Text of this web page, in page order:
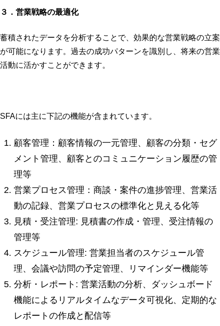
３．営業戦略の最適化
蓄積されたデータを分析することで、効果的な営業戦略の立案
が可能になります。過去の成功パターンを識別し、将来の営業
活動に活かすことができます。
SFAには主に下記の機能が含まれています。
顧客管理：顧客情報の一元管理、顧客の分類・セグ
メント管理、顧客とのコミュニケーション履歴の管
理等
営業プロセス管理：商談・案件の進捗管理、営業活
動の記録、営業プロセスの標準化と見える化等
見積・受注管理: 見積書の作成・管理、受注情報の
管理等
スケジュール管理: 営業担当者のスケジュール管
理、会議や訪問の予定管理、リマインダー機能等
分析・レポート: 営業活動の分析、ダッシュボード
機能によるリアルタイムなデータ可視化、定期的な
レポートの作成と配信等